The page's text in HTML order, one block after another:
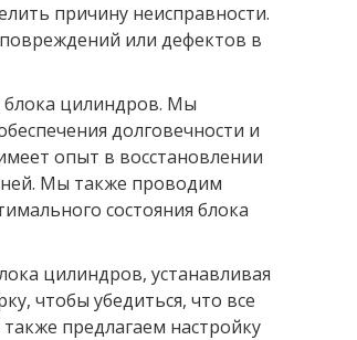
причину неисправности.
или дефектов в
блока цилиндров. Мы
долговечности и
опыт в восстановлении
Мы также проводим
состояния блока
цилиндров, устанавливая
чтобы убедиться, что все
предлагаем настройку